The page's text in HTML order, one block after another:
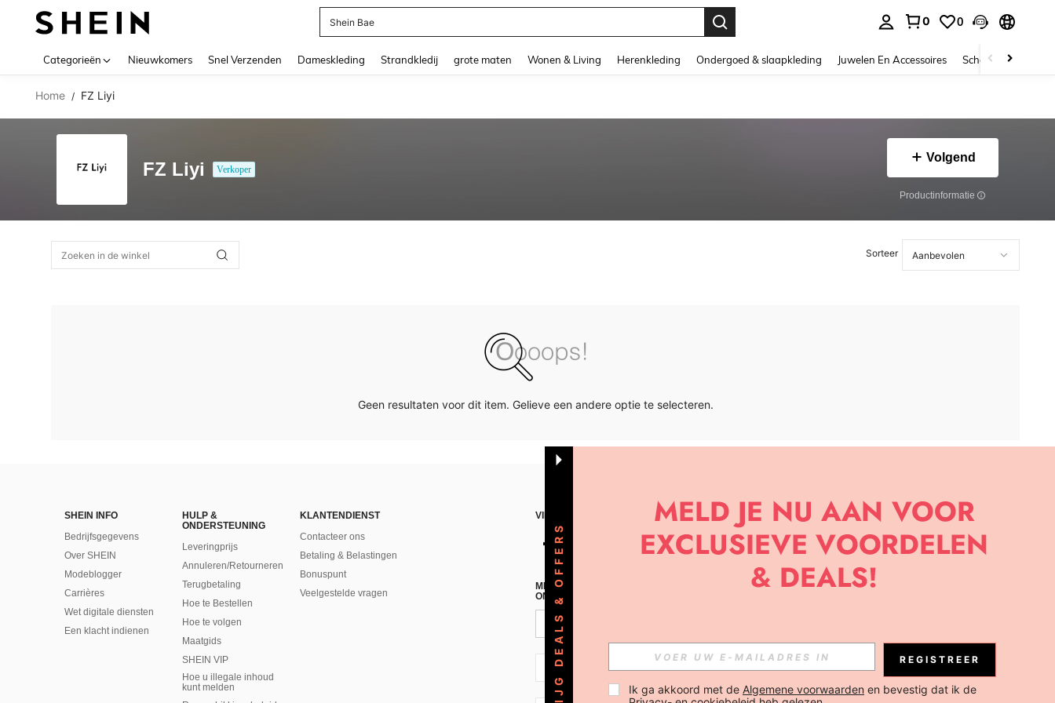
Shein Bae
0 0
Categorieën Nieuwkomers Snel Verzenden Dameskleding Strandkledij grote maten Wonen & Living Herenkleding Ondergoed & slaapkleding Juwelen En Accessoires Schoonheid &
Home / FZ Liyi
FZ Liyi Verkoper
Volgend
Productinformatie
Sorteer
Geen resultaten voor dit item. Gelieve een andere optie te selecteren.
SHEIN INFO
Bedrijfsgegevens
Over SHEIN
Modeblogger
Carrières
Wet digitale diensten
Een klacht indienen
HULP &
ONDERSTEUNING
Leveringprijs
Annuleren/Retourneren
Terugbetaling
Hoe te Bestellen
Hoe te volgen
Maatgids
SHEIN VIP
Hoe u illegale inhoud
kunt melden
KLANTENDIENST
Contacteer ons
Betaling & Belastingen
Bonuspunt
Veelgestelde vragen
VIND ONS
MELD JE A AN VOOR ONZE NIEUWSBRIEF OM DE LAATSTE NIEUWE TRENDS EN KORTINGEN TE
ONTVANGEN!(AFMELDEN IS MOGELIJK ELK MOMENT).
NL + 31
KRIJG DEALS & OFFERS REGISTREER
Ik ga akkoord met de Algemene voorwaarden en bevestig dat ik de